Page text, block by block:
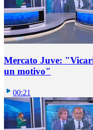
Mercato Juve:
un motivo"
00:21